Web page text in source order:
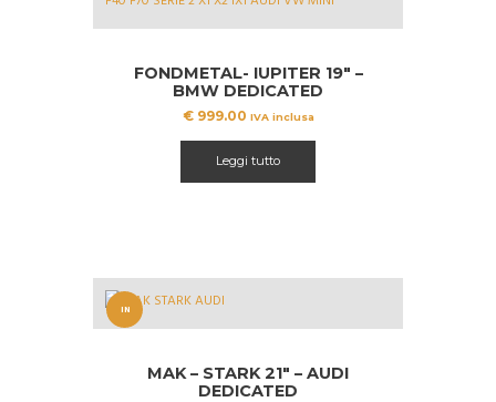
FONDMETAL- IUPITER 19″ –
BMW DEDICATED
€999.00 IVA inclusa
Leggi tutto
IN
MAK – STARK 21″ – AUDI
DEDICATED